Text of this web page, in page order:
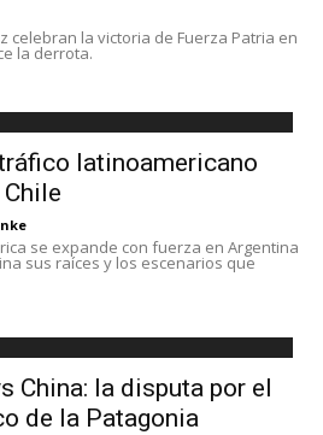
celebran la victoria de Fuerza Patria en
la derrota.
latinoamericano
se expande con fuerza en Argentina
sus raíces y los escenarios que
China: la disputa por el
de la Patagonia